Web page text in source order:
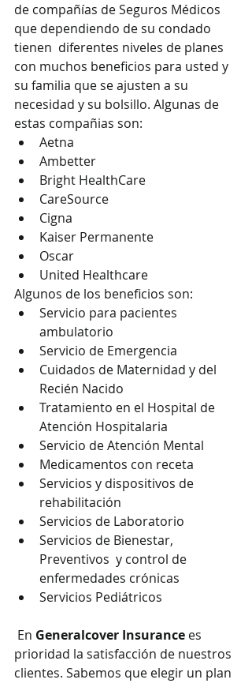
de compañías de Seguros Médicos
que dependiendo de su condado
tienen  diferentes niveles de planes
con muchos beneficios para usted y
su familia que se ajusten a su
necesidad y su bolsillo. Algunas de
estas compañias son:
Aetna
Ambetter
Bright HealthCare
CareSource
Cigna
Kaiser Permanente
Oscar
United Healthcare
Algunos de los beneficios son:
Servicio para pacientes
ambulatorio
Servicio de Emergencia
Cuidados de Maternidad y del
Recién Nacido
Tratamiento en el Hospital de
Atención Hospitalaria
Servicio de Atención Mental
Medicamentos con receta
Servicios y dispositivos de
rehabilitación
Servicios de Laboratorio
Servicios de Bienestar,
Preventivos  y control de
enfermedades crónicas
Servicios Pediátricos
En Generalcover Insurance es
prioridad la satisfacción de nuestros
clientes. Sabemos que elegir un plan